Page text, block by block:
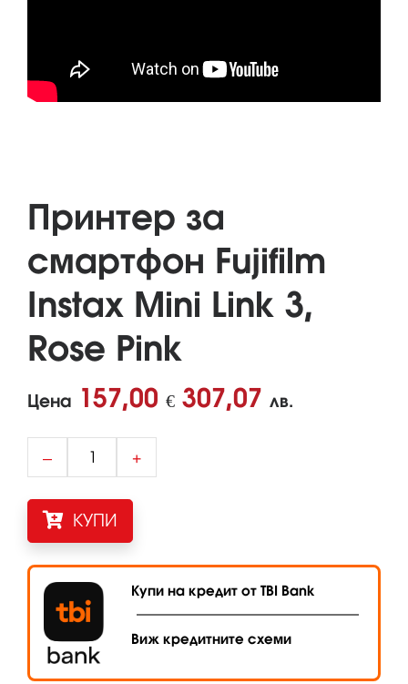
Принтер за
смартфон Fujifilm
Instax Mini Link 3,
Rose Pink
Цена 157,00 € 307,07 лв.
– +
КУПИ
Купи на кредит от TBI Bank
Виж кредитните схеми